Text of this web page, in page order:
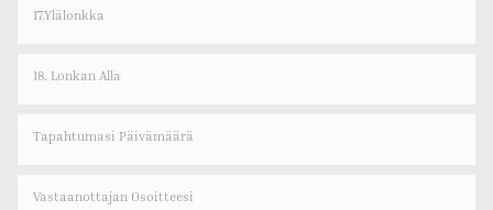
17.Ylälonkka
18. Lonkan Alla
Tapahtumasi Päivämäärä
Vastaanottajan Osoitteesi